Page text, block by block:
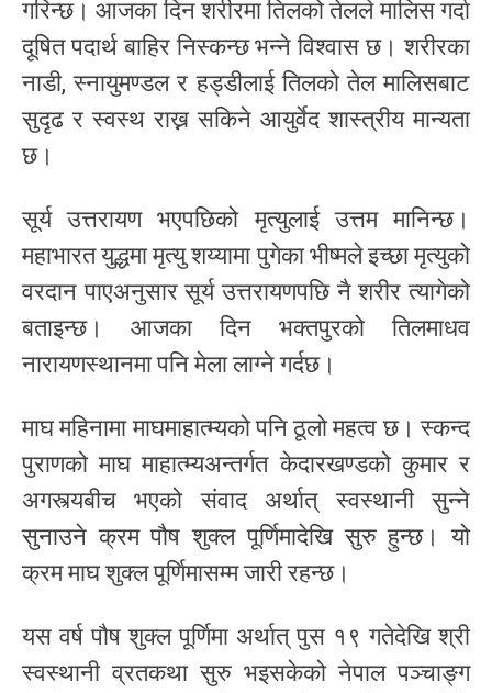
गरिन्छ। आजका दिन शरीरमा तिलको तेलले मालिस गर्दा
दूषित पदार्थ बाहिर निस्कन्छ भन्ने विश्वास छ। शरीरका
नाडी, स्नायुमण्डल र हड्डीलाई तिलको तेल मालिसबाट
सुदृढ र स्वस्थ राख्न सकिने आयुर्वेद शास्त्रीय मान्यता
छ।
सूर्य उत्तरायण भएपछिको मृत्युलाई उत्तम मानिन्छ।
महाभारत युद्धमा मृत्यु शय्यामा पुगेका भीष्मले इच्छा मृत्युको
वरदान पाएअनुसार सूर्य उत्तरायणपछि नै शरीर त्यागेको
बताइन्छ। आजका दिन भक्तपुरको तिलमाधव
नारायणस्थानमा पनि मेला लाग्ने गर्दछ।
माघ महिनामा माघमाहात्म्यको पनि ठूलो महत्व छ। स्कन्द
पुराणको माघ माहात्म्यअन्तर्गत केदारखण्डको कुमार र
अगस्त्यबीच भएको संवाद अर्थात् स्वस्थानी सुन्ने
सुनाउने क्रम पौष शुक्ल पूर्णिमादेखि सुरु हुन्छ। यो
क्रम माघ शुक्ल पूर्णिमासम्म जारी रहन्छ।
यस वर्ष पौष शुक्ल पूर्णिमा अर्थात् पुस १९ गतेदेखि श्री
स्वस्थानी व्रतकथा सुरु भइसकेको नेपाल पञ्चाङ्ग